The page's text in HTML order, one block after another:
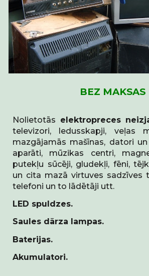
BEZ MAKSAS
Nolietotās elektropreces
televizori, ledusskapji, veļas
mazgājamās mašīnas, datori
aparāti, mūzikas centri,
putekļu sūcēji, gludekļi, fēni,
un cita mazā virtuves sadzīves
telefoni un to lādētāji utt.
LED spuldzes.
Saules dārza lampas.
Baterijas.
Akumulatori.